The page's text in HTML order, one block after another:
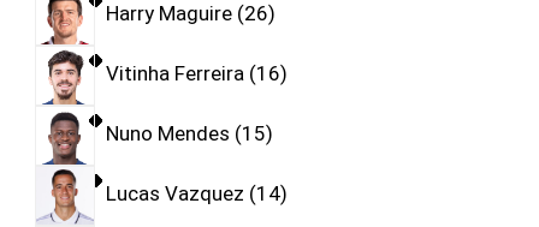
Harry Maguire 26
Vitinha Ferreira 16
Nuno Mendes 15
Lucas Vazquez 14